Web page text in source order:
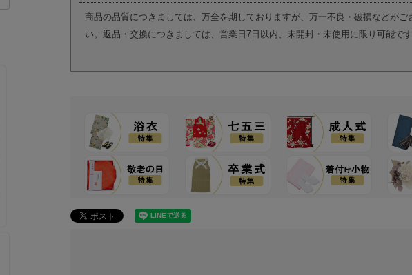
商品の品質につきましては、万全を期しておりますが、万一不良・破損などが
い。返品・交換につきましては、営業日7日以内、未開封・未使用に限り可能です